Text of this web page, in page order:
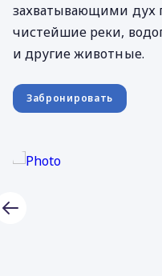
захватывающими дух
чистейшие реки,
и другие животные.
Забронировать